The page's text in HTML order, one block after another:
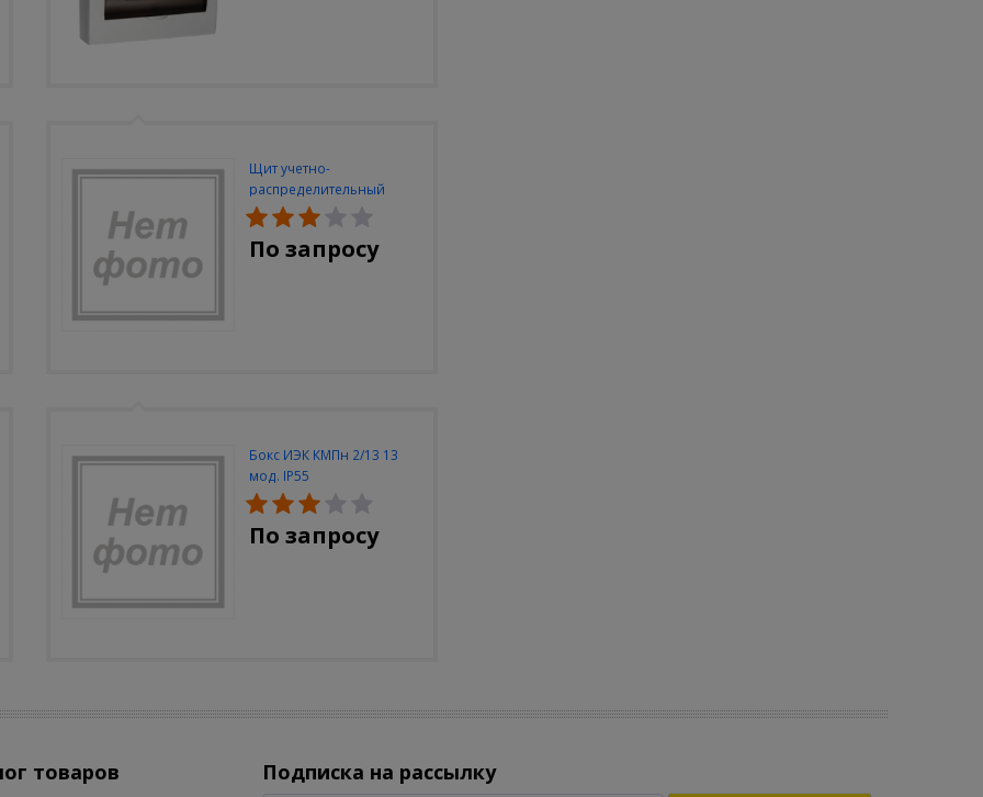
Щит учетно-
распределительный
встраиваемый ЭКФ
ЩРУВ-3/48 2-х дверный IP
31 (620х660х165)
По запросу
Бокс ИЭК КМПн 2/13 13
мод. IP55
По запросу
товаров Подписка на рассылку